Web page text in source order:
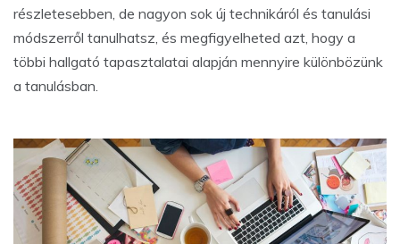
részletesebben, de nagyon sok új technikáról és tanulási
módszerről tanulhatsz, és megfigyelheted azt, hogy a
többi hallgató tapasztalatai alapján mennyire különbözünk
a tanulásban.